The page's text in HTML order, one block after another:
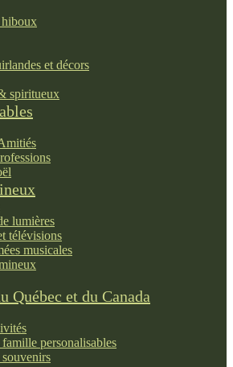
et décors
spiritueux
lumières
télévisions
musicales
Québec et du Canada
personalisables